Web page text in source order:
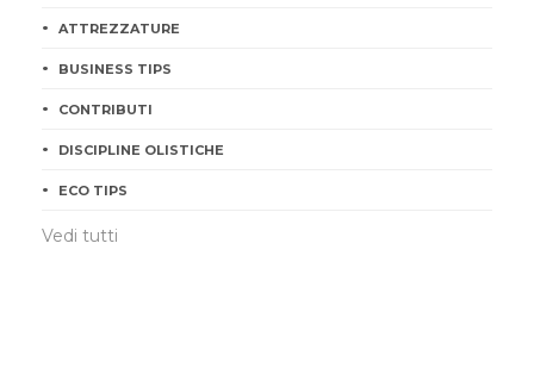
ATTREZZATURE
BUSINESS TIPS
CONTRIBUTI
DISCIPLINE OLISTICHE
ECO TIPS